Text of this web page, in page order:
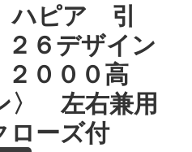
ハピア 引
６デザイン
０００高
〉 左右兼用
ーズ付